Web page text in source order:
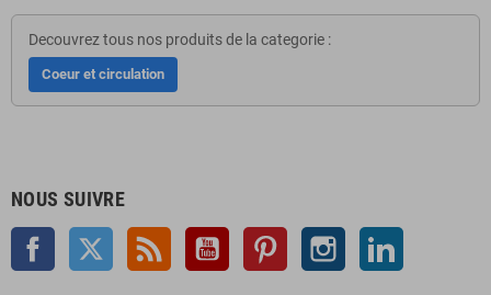
Decouvrez tous nos produits de la categorie :
Coeur et circulation
NOUS SUIVRE
Facebook Twitter Rss YouTube Pinterest Instagram